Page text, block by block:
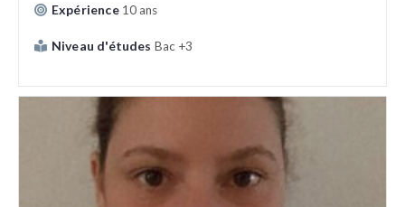
Expérience 10 ans
Niveau d'études Bac +3